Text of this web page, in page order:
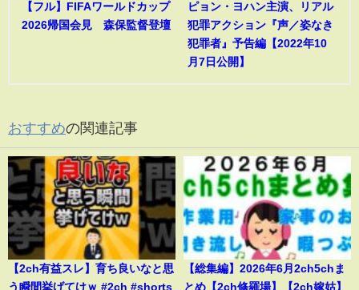
【フル】FIFAワールドカップ
2026帰国会見 森保監督登壇
ピョン・ヨハン主演、リアル
犯罪アクション『声／姿なき
犯罪者』予告編【2022年10
月7日公開】
おすすめの関連記事
【2ch有益スレ】育ち良いなと思
う瞬間挙げてけｗ #2ch #shorts
【総集編】2026年6月2ch5chま
とめ【2ch修羅場】【2ch嫁姑】